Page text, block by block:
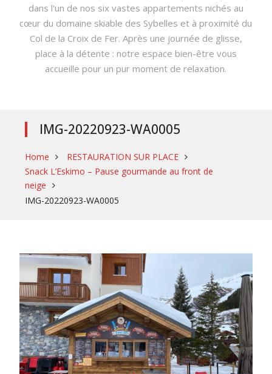
dans l'un de nos six vastes appartements nichés au
cœur du domaine skiable des Sybelles et à proximité du
Col de la Croix de Fer. Après une journée de glisse,
place à la détente : notre espace bien-être vous
accueille pour un pur moment de relaxation.
IMG-20220923-WA0005
Home
️ RESTAURATION SUR PLACE
Snack L’Eskimo – Pause gourmande au front de
neige
IMG-20220923-WA0005